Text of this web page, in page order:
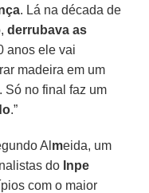
. Lá na década de
derrubava as
anos ele vai
madeira em um
Só no final faz um
.”
Al meida, um
do Inpe
com o maior